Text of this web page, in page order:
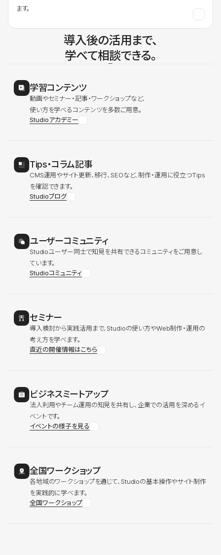
ます。
導入後の活用まで、
学べて相談できる。
学習コンテンツ
動画やセミナー・記事・ワークショップなど、
使い方を学べるコンテンツを多数ご用意。
Studioアカデミー
Tips・コラム記事
CMS運用やサイト更新、移行、SEOなど、制作・運用に役立つTips
を確認できます。
Studioブログ
ユーザーコミュニティ
Studioユーザー同士で知見を共有できるコミュニティをご用意し
ています。
Studioコミュニティ
セミナー
導入検討から実践活用まで、Studioの使い方やWeb制作・運用の
考え方を学べます。
直近の開催情報はこちら
ビジネスミートアップ
法人利用やチーム運用の知見を共有し、企業での活用を深めるイ
ベントです。
イベントの様子を見る
全国ワークショップ
各地域のワークショップを通じて、Studioの基本操作やサイト制作
を実践的に学べます。
全国ワークショップ